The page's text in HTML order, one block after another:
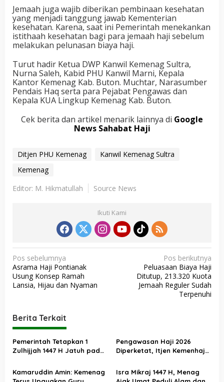
Jemaah juga wajib diberikan pembinaan kesehatan
yang menjadi tanggung jawab Kementerian
kesehatan. Karena, saat ini Pemerintah menekankan
istithaah kesehatan bagi para jemaah haji sebelum
melakukan pelunasan biaya haji.
Turut hadir Ketua DWP Kanwil Kemenag Sultra,
Nurna Saleh, Kabid PHU Kanwil Marni, Kepala
Kantor Kemenag Kab. Buton. Muchtar, Narasumber
Pendais Haq serta para Pejabat Pengawas dan
Kepala KUA Lingkup Kemenag Kab. Buton.
Cek berita dan artikel menarik lainnya di Google
News Sahabat Haji
Ditjen PHU Kemenag
Kanwil Kemenag Sultra
Kemenag
Editor: M. Hikmatullah
Source News
Ikuti Kami
N
a
v
g
a
s
i
p
Pos sebelumnya
Asrama Haji Pontianak
Usung Konsep Ramah
Lansia, Hijau dan Nyaman
Pos berikutnya
Peluasaan Biaya Haji
Ditutup, 213.320 Kuota
Jemaah Reguler Sudah
Terpenuhi
Berita Terkait
Pemerintah Tetapkan 1
Zulhijjah 1447 H Jatuh pada
Pengawasan Haji 2026
Diperketat, Itjen Kemenhaj
Kemenag
Kamaruddin Amin: Kemenag
Isra Mikraj 1447 H, Menag